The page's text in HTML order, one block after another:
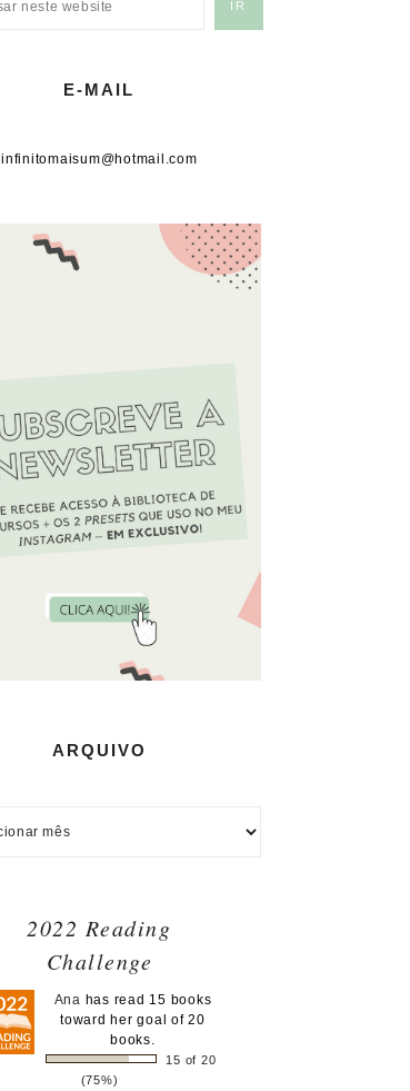
E-MAIL
infinitomaisum@hotmail.com
ARQUIVO
2022 Reading
Challenge
Ana has read 15 books
toward her goal of 20
books.
15 of 20
(75%)